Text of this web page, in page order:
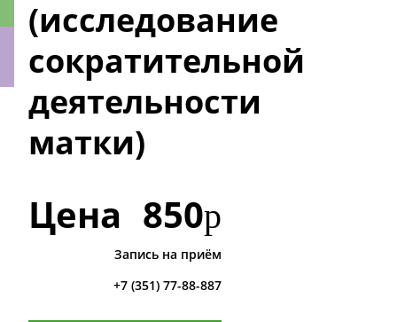
(исследование
сократительной
деятельности
матки)
Цена 850р
Запись на приём
+7 (351) 77-88-887